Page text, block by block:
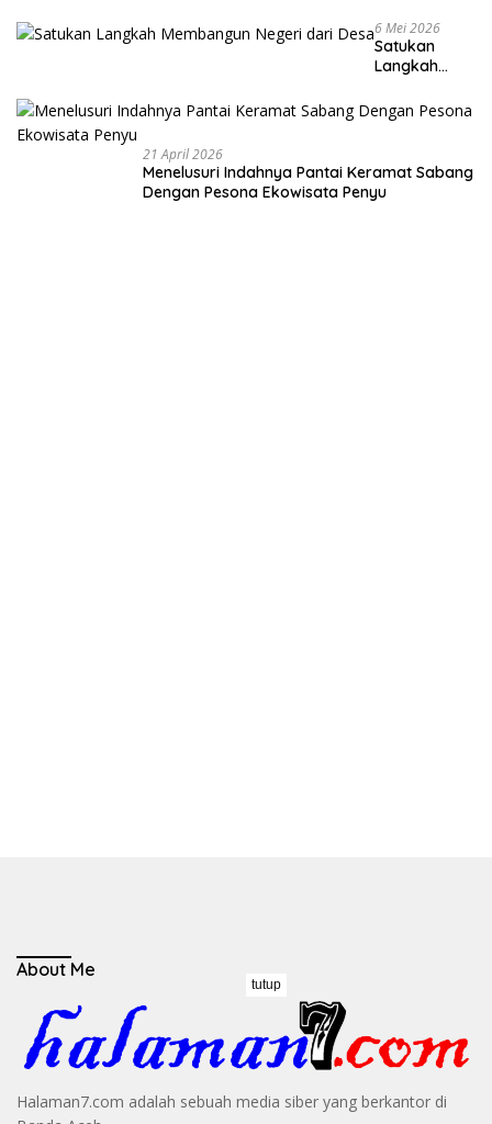
6 Mei 2026
Satukan
Langkah
Negeri dari
Desa
21 April 2026
Menelusuri Indahnya Pantai Keramat Sabang
Dengan Pesona Ekowisata Penyu
About Me
Halaman7.com adalah sebuah media siber yang berkantor di
tutup